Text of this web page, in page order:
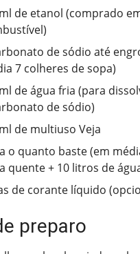
de etanol (comprado
de sódio até
7 colheres de sopa)
de água fria (para
de sódio)
de multiuso Veja
o quanto baste (em
quente + 10 litros de
de corante líquido
preparo